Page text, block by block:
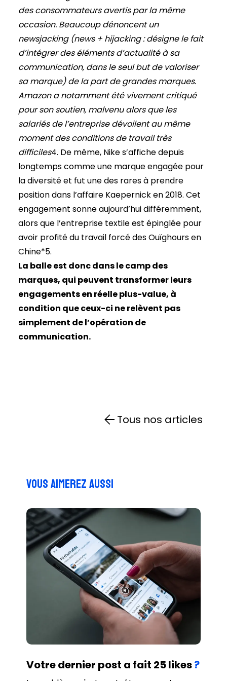
des consommateurs avertis par la même
occasion. Beaucoup dénoncent un
newsjacking (news + hijacking : désigne le fait
d’intégrer des éléments d’actualité à sa
communication, dans le seul but de valoriser
sa marque) de la part de grandes marques.
Amazon a notamment été vivement critiqué
pour son soutien, malvenu alors que les
salariés de l’entreprise dévoilent au même
moment des conditions de travail très
difficiles4. De même, Nike s’affiche depuis
longtemps comme une marque engagée pour
la diversité et fut une des rares à prendre
position dans l’affaire Kaepernick en 2018. Cet
engagement sonne aujourd’hui différemment,
alors que l’entreprise textile est épinglée pour
avoir profité du travail forcé des Ouïghours en
Chine*5.
La balle est donc dans le camp des
marques, qui peuvent transformer leurs
engagements en réelle plus-value, à
condition que ceux-ci ne relèvent pas
simplement de l’opération de
communication.
Tous nos articles
Vous aimerez aussi
Votre dernier post a fait 25 likes?